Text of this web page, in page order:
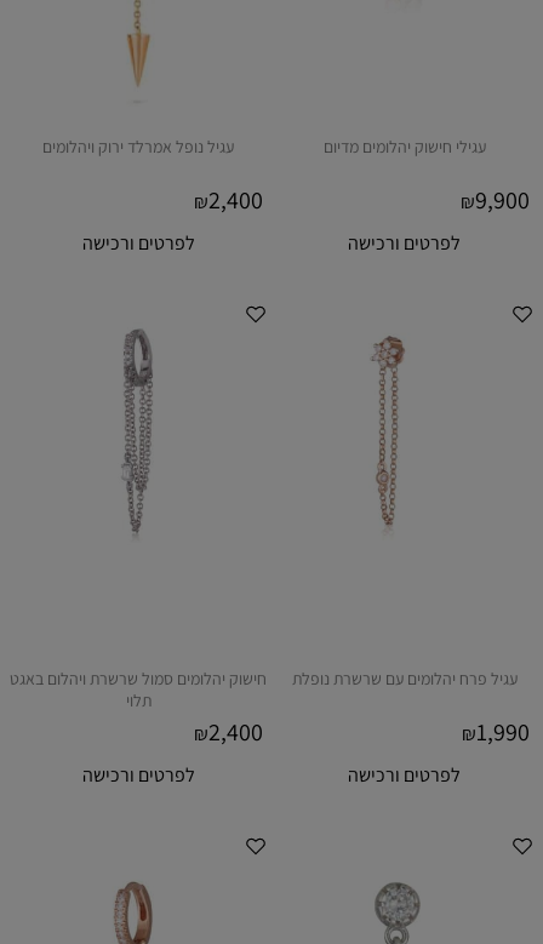
עגילי חישוק יהלומים מדיום
₪9,900
לפרטים ורכישה
עגיל נופל אמרלד ירוק ויהלומים
₪2,400
לפרטים ורכישה
עגיל פרח יהלומים עם שרשרת נופלת
₪1,990
לפרטים ורכישה
חישוק יהלומים סמול שרשרת ויהלום באגט
תלוי
₪2,400
לפרטים ורכישה